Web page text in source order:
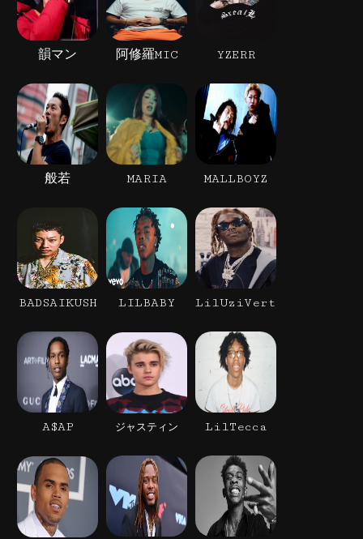
韻マン 阿修羅MIC YZERR
般若 MARIA MALLBOYZ
BADSAIKUSH LILBABY LilUziVert
A$AP ジャスティン LilTecca